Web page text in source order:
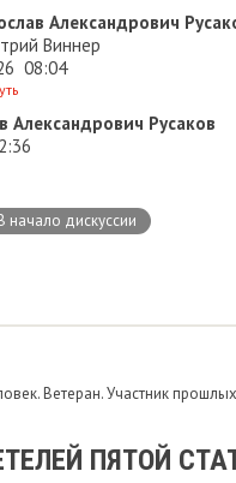
Александрович
Виннер
08:04
Александрович Русаков
начало дискуссии
Ветеран. Участник
ПЯТОЙ